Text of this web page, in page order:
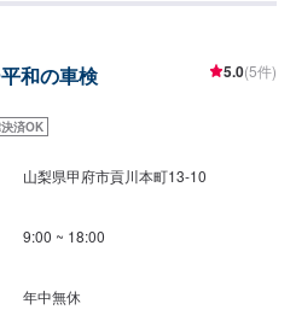
【1】オファーにてお問い合わせ
を併せてお伝えいただければ、スムー
に無料で貸出しています。※ガソリン
。予めご了承ください。◆◆◆◆注意
などにより金額が変わりますので、
ちしております！☆☆【定休日・営業
和の車検 5.0(5件)
済OK
山梨県甲府市貢川本町13-10
9:00 ~ 18:00
年中無休